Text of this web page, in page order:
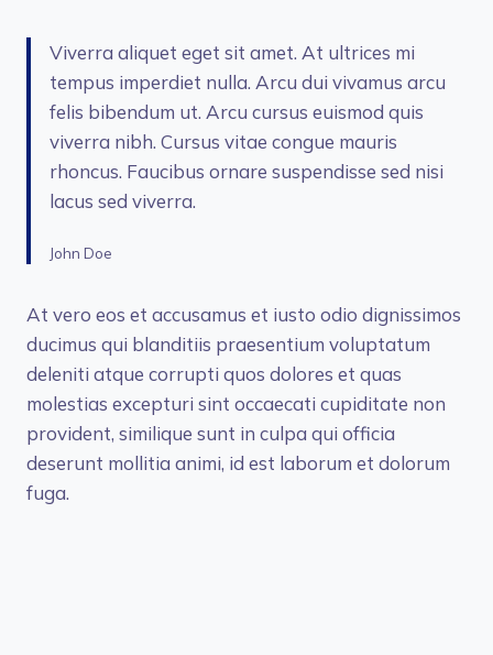
Viverra aliquet eget sit amet. At ultrices mi
tempus imperdiet nulla. Arcu dui vivamus arcu
felis bibendum ut. Arcu cursus euismod quis
viverra nibh. Cursus vitae congue mauris
rhoncus. Faucibus ornare suspendisse sed nisi
lacus sed viverra.
John Doe
At vero eos et accusamus et iusto odio dignissimos
ducimus qui blanditiis praesentium voluptatum
deleniti atque corrupti quos dolores et quas
molestias excepturi sint occaecati cupiditate non
provident, similique sunt in culpa qui officia
deserunt mollitia animi, id est laborum et dolorum
fuga.